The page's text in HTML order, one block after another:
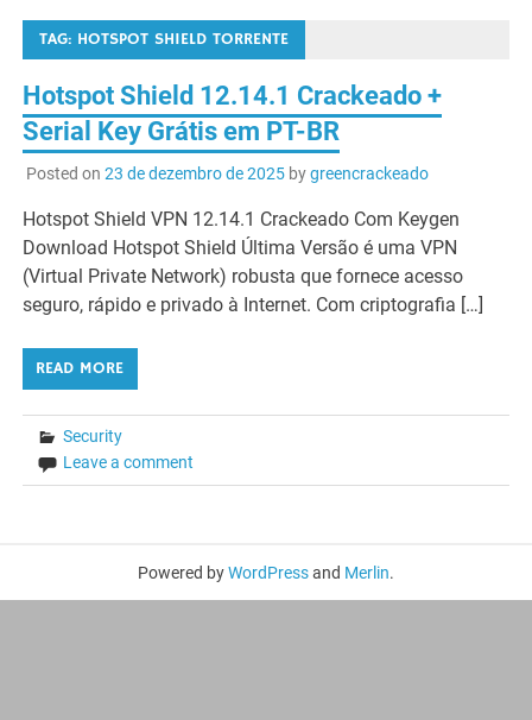
TAG: HOTSPOT SHIELD TORRENTE
Hotspot Shield 12.14.1 Crackeado +
Serial Key Grátis em PT-BR
Posted on 23 de dezembro de 2025bygreencrackeado
Hotspot Shield VPN 12.14.1 Crackeado Com Keygen
Download Hotspot Shield Última Versão é uma VPN
(Virtual Private Network) robusta que fornece acesso
seguro, rápido e privado à Internet. Com criptografia […]
READ MORE
Security
Leave a comment
Powered byWordPressand Merlin.